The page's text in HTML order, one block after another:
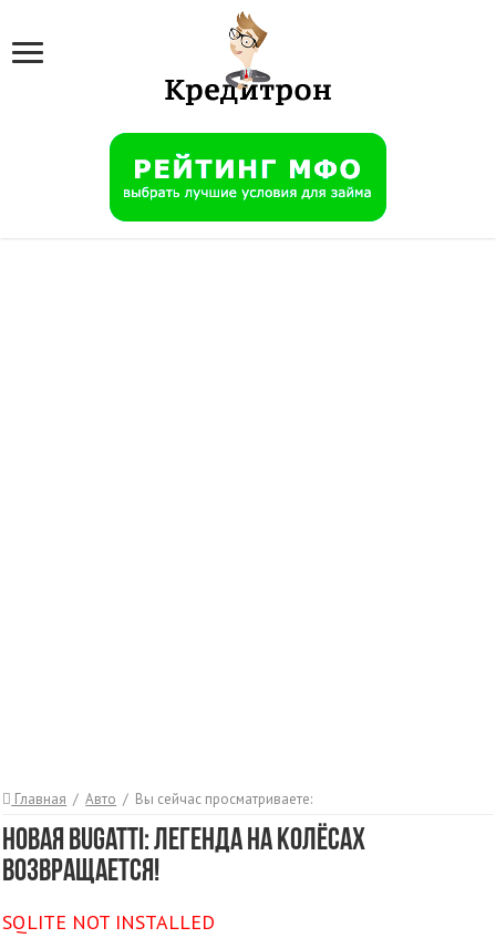
Главная / Авто / Вы сейчас просматриваете:
Новая Bugatti: Легенда на колёсах
возвращается!
SQLITE NOT INSTALLED